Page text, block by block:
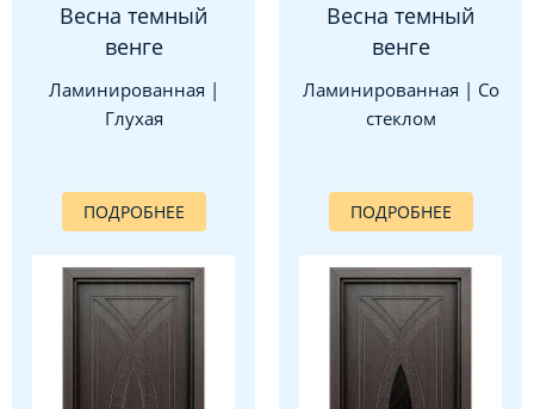
Весна темный
венге
Ламинированная |
Глухая
ПОДРОБНЕЕ
Весна темный
венге
Ламинированная | Со
стеклом
ПОДРОБНЕЕ